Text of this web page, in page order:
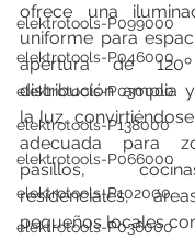
elektrotools-P099000
elektrotools-P046000
elektrotools-P030000
elektrotools-P138000
elektrotools-P066000
elektrotools-P102000
elektrotools-P036000
ofrece una
uniforme para
apertura de
distribución amplia
la luz,
adecuada para
pasillos,
residenciales,
pequeños locales